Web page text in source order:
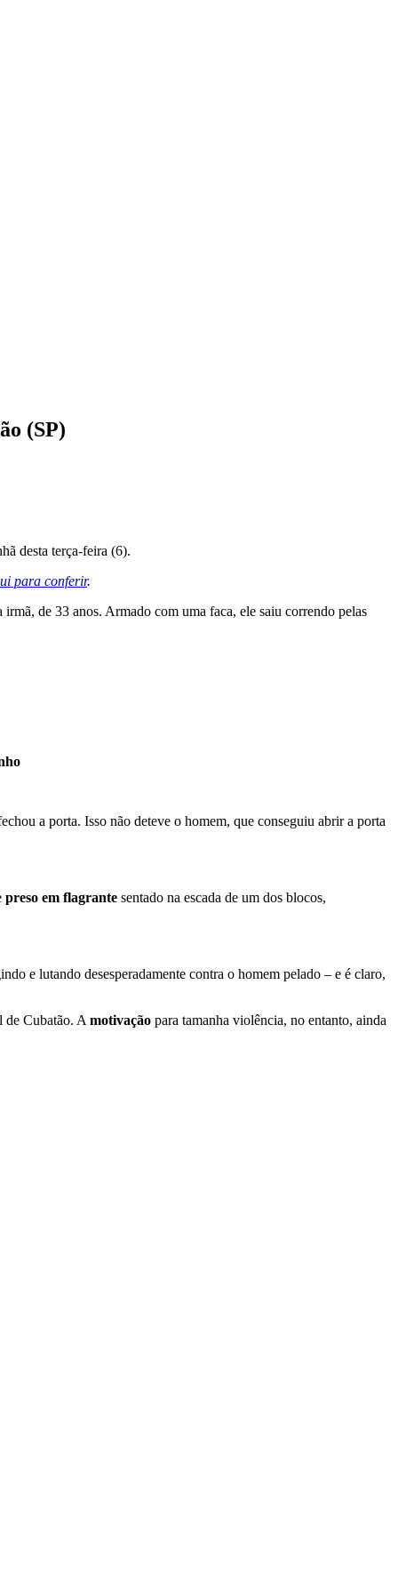
(SP)
desta terça-feira (6).
para conferir.
irmã, de 33 anos. Armado com uma faca, ele saiu correndo pelas
a porta. Isso não deteve o homem, que conseguiu abrir a porta
preso em flagrante sentado na escada de um dos blocos,
e lutando desesperadamente contra o homem pelado – e é claro,
Cubatão. A motivação para tamanha violência, no entanto, ainda